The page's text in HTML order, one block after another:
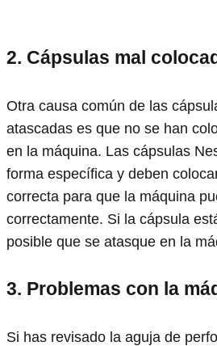
2. Cápsulas mal
Otra causa común de las
atascadas es que no se han
en la máquina. Las cápsulas
forma específica y deben
correcta para que la máquina
correctamente. Si la cápsula
posible que se atasque en la
3. Problemas con la
Si has revisado la aguja de